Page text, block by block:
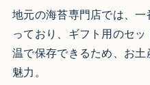
地元の海苔専門店では、
っており、ギフト用のセ
温で保存できるため、お
魅力。